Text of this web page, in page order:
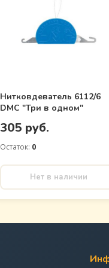
Нитковдеватель 6112/6
DMC "Три в одном"
305 руб.
Остаток: 0
Нет в наличии